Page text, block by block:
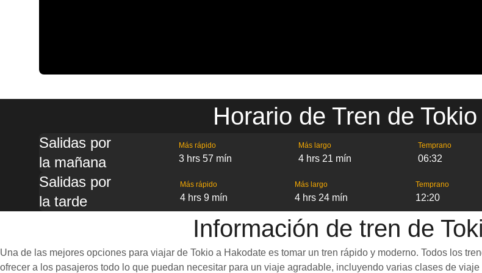
Horario de Tren de
Salidas por
la mañana
Más rápido
3 hrs 57 mín
Más largo
4 hrs 21 mín
Temprano
06:32
Salidas por
la tarde
Más rápido
4 hrs 9 mín
Más largo
4 hrs 24 mín
Temprano
12:20
Información de tren de
Una de las mejores opciones para viajar de Tokio a Hakodate es tomar un tren rápido y moderno. Todos los
ofrecer a los pasajeros todo lo que puedan necesitar para un viaje agradable, incluyendo varias clases de